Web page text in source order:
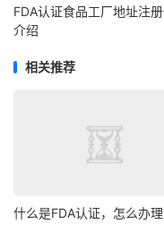
FDA认证食品工厂地址注
介绍
相关推荐
什么是FDA认证，怎么办理